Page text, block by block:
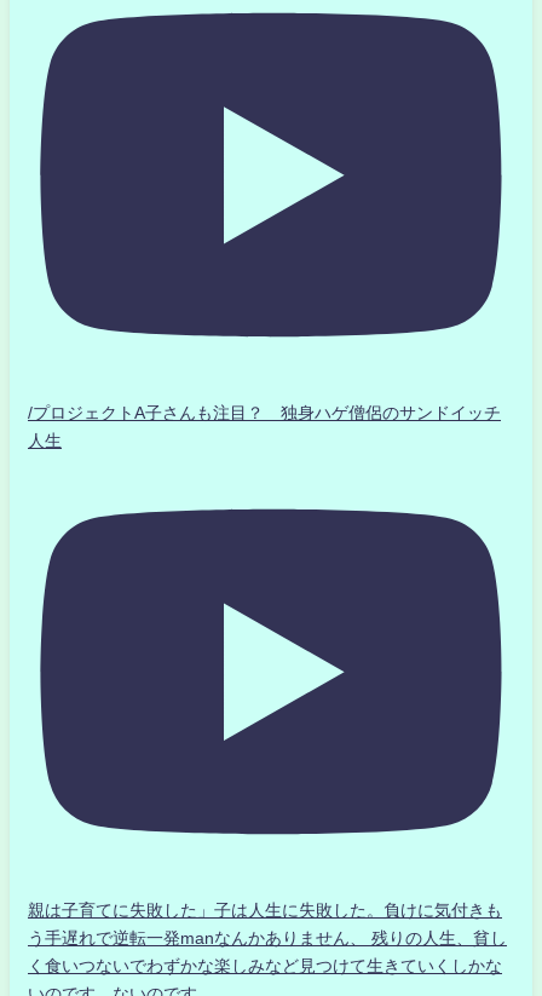
/プロジェクトA子さんも注目？ 独身ハゲ僧侶のサンドイッチ
人生
親は子育てに失敗した」子は人生に失敗した。負けに気付きも
う手遅れで逆転一発manなんかありません、 残りの人生、貧し
く食いつないでわずかな楽しみなど見つけて生きていくしかな